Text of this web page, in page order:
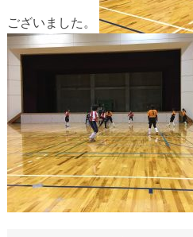
ございました。